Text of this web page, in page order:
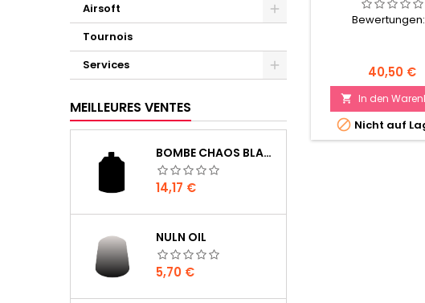
Airsoft
Tournois
Services
MEILLEURES VENTES
BOMBE CHAOS BLACK
Prix
14,17 €
NULN OIL
Prix
5,70 €
Bewertungen:
Preis
40,50 €
 In den
 Nicht auf